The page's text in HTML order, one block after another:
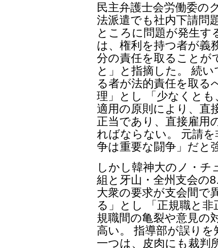
民主弁護士会労働委の
法派遣でも社内下請問
ところに問題が発生す
は、権利を持つ者が義
分の責任を取ることが
と」と指摘した。 続
る者が法的責任を取る
理」とし 「少なくと
適用の原則により、直
正当であり、直接雇用
ればならない。 元請
争は重要な闘争」だと
しかし韓神大のノ・チ
組と牙山・全州支会の
大衆の要求が支会間で
る」とし 「正規職と
規職間の亀裂や意見の
高い。 指導部が誤り
一つは、皮肉にも裁判